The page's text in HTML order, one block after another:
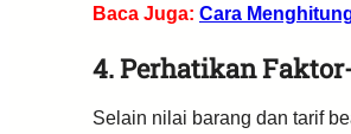
Baca Juga: Cara
4. Perhatikan
Selain nilai barang dan tarif